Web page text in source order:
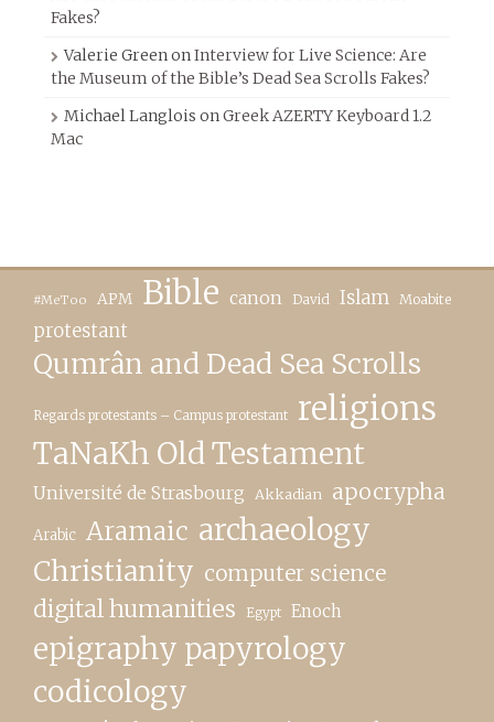
Fakes?
Valerie GreenonInterview for Live Science: Are
the Museum of the Bible’s Dead Sea Scrolls Fakes?
Michael Langlois onGreek AZERTY Keyboard 1.2
Mac
#MeToo APM Bible canon David Islam Moabite
protestant
Qumrân and Dead Sea Scrolls
Regards protestants – Campus protestant religions
TaNaKh Old Testament
Université de Strasbourg Akkadian apocrypha
Arabic Aramaic archaeology
Christianity computer science
digital humanities Egypt Enoch
epigraphy papyrology
codicology